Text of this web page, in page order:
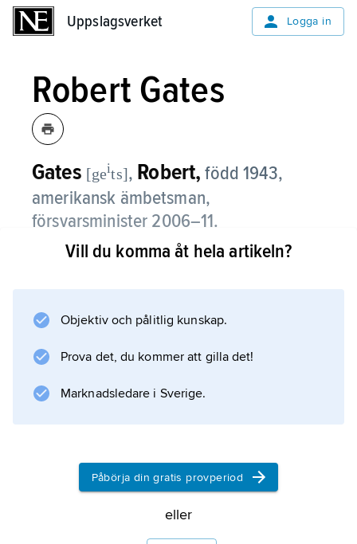
Uppslagsverket Logga in
Robert Gates
Gates [geits], Robert, född 1943,
amerikansk ämbetsman,
försvarsminister 2006–11.
Robert Gates, som är från Kansas och har en
amerikanska underrättelsetjänsten CIA, där
dess chef av dåvarande president
George Bush
men lämnade tjänsten redan 1993, delvis
Information om artikeln
Vill du komma åt hela artikeln?
Objektiv och pålitlig kunskap.
Prova det, du kommer att gilla det!
Marknadsledare i Sverige.
Påbörja din gratis provperiod
eller